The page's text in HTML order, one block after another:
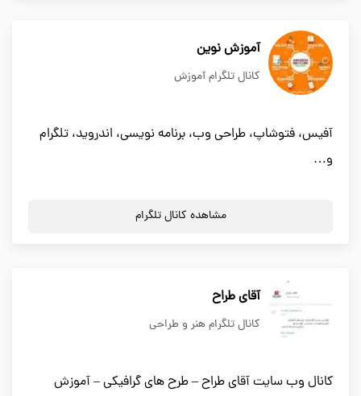
آموزش نوین
کانال تلگرام آموزش
آفیس، فتوشاپ، طراحی وب، برنامه نویسی، اندروید، تلگرام
و…
مشاهده کانال تلگرام
آقای طراح
کانال تلگرام هنر و طراحی
کانال وب سایت آقای طراح – طرح های گرافیکی – آموزش